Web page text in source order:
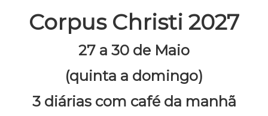
Corpus Christi 2027
27 a 30 de Maio
(quinta a domingo)
3 diárias com café da manhã